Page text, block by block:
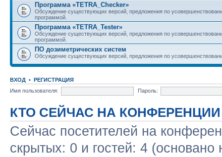
Программа «TETRA_Checker»
Обсуждение существующих версий, предложения по
программой.
Программа «TETRA_Tester»
Обсуждение существующих версий, предложения по
программой.
ПО дозиметрических систем
Обсуждение существующих версий, предложения по
ВХОД • РЕГИСТРАЦИЯ
Имя пользователя:
Пароль:
КТО СЕЙЧАС НА КОНФЕРЕНЦИИ
Сейчас посетителей на
скрытых: 0 и гостей: 4 (основано